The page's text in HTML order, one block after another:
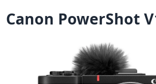
Canon PowerShot